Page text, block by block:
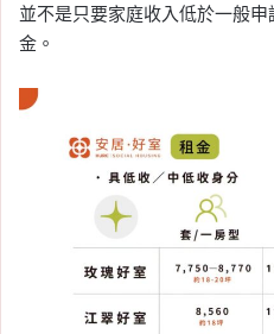
並不是只要家庭收入低於一般
金。